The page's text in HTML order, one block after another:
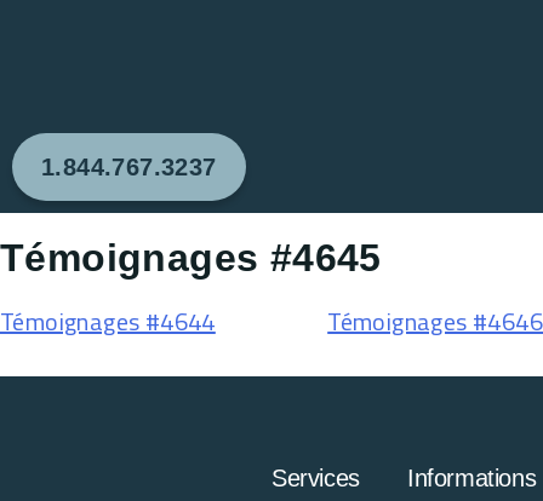
1.844.767.3237
Témoignages #4645
Témoignages #4644 Témoignages #4646
Services
Informations